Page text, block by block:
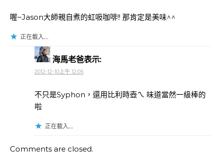
喔~Jason大師親自煮的虹吸咖啡!! 那肯定是美味^^
正在載入...
海馬老爸表示:
2012-12-10上午 12:05
不只是Syphon，還用比利時壺ㄟ 味道當然一級棒的
啦
正在載入...
Comments are closed.